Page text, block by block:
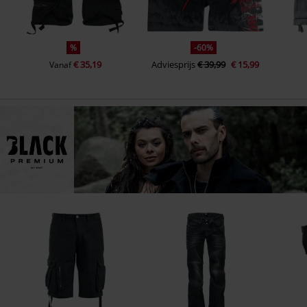
%
Vanaf€ 35,19
-60%
Adviesprijs€ 39,99 € 15,99